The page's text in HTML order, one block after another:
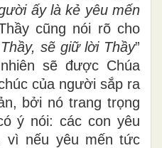
ấy là kẻ yêu mến
cũng nói rõ cho
sẽ giữ lời Thầy”
sẽ được Chúa
của người sắp ra
bởi nó trang trọng
ý nói: các con yêu
vì nếu yêu mến tức